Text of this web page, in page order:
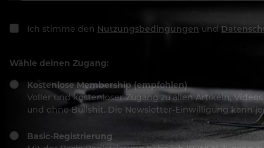
Ich stimme den Nutzungsbedingungen und
Wähle deinen Zugang:
Kostenlose Membership (empfohlen)
Voller und kostenloser Zugang zu allen Artikeln,
und ohne Bullshit. Die Newsletter-Einwilligung kann
Basic-Registrierung